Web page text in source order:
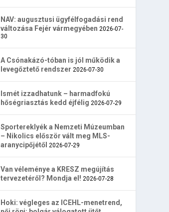
NAV: augusztusi ügyfélfogadási rend
változása Fejér vármegyében 2026-07-
30
A Csónakázó-tóban is jól működik a
levegőztető rendszer 2026-07-30
Ismét izzadhatunk – harmadfokú
hőségriasztás kedd éjfélig 2026-07-29
Sportereklyék a Nemzeti Múzeumban
– Nikolics először vált meg MLS-
aranycipőjétől 2026-07-29
Van véleménye a KRESZ megújítás
tervezetéről? Mondja el! 2026-07-28
Hoki: végleges az ICEHL-menetrend,